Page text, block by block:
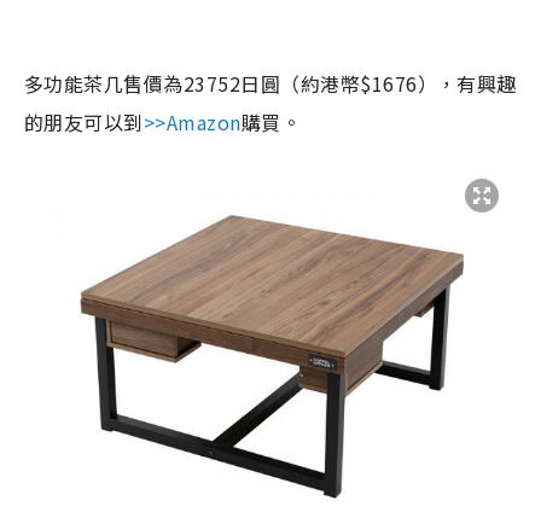
多功能茶几售價為23752日圓（約港幣$1676），有興趣
的朋友可以到>>Amazon購買。